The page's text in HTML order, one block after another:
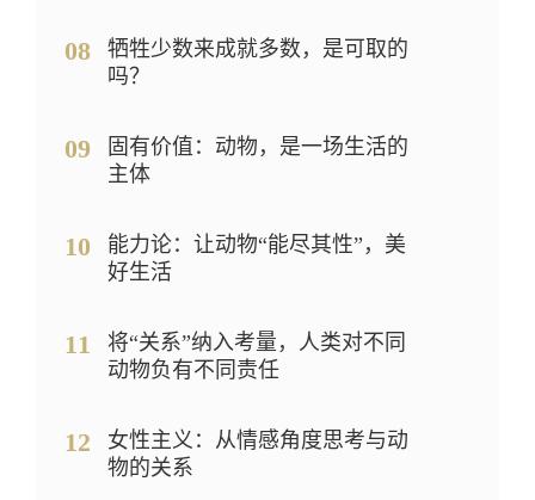
08
牺牲少数来成就多数，是可取的
吗？
09
固有价值：动物，是一场生活的
主体
10
能力论：让动物“能尽其性”，美
好生活
11
将“关系”纳入考量，人类对不同
动物负有不同责任
12
女性主义：从情感角度思考与动
物的关系